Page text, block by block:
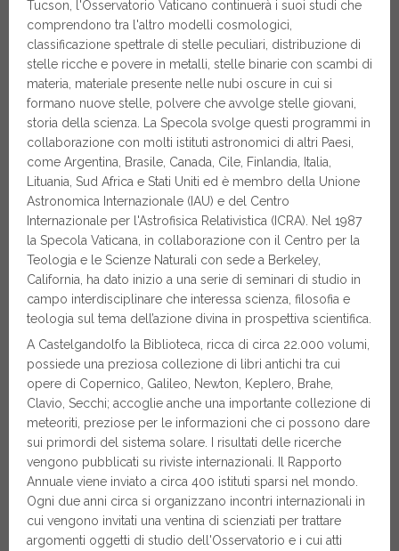
Tucson, l'Osservatorio Vaticano continuerà i suoi studi che
comprendono tra l'altro modelli cosmologici,
classificazione spettrale di stelle peculiari, distribuzione di
stelle ricche e povere in metalli, stelle binarie con scambi di
materia, materiale presente nelle nubi oscure in cui si
formano nuove stelle, polvere che avvolge stelle giovani,
storia della scienza. La Specola svolge questi programmi in
collaborazione con molti istituti astronomici di altri Paesi,
come Argentina, Brasile, Canada, Cile, Finlandia, Italia,
Lituania, Sud Africa e Stati Uniti ed è membro della Unione
Astronomica Internazionale (IAU) e del Centro
Internazionale per l'Astrofisica Relativistica (ICRA). Nel 1987
la Specola Vaticana, in collaborazione con il Centro per la
Teologia e le Scienze Naturali con sede a Berkeley,
California, ha dato inizio a una serie di seminari di studio in
campo interdisciplinare che interessa scienza, filosofia e
teologia sul tema dell’azione divina in prospettiva scientifica.
A Castelgandolfo la Biblioteca, ricca di circa 22.000 volumi,
possiede una preziosa collezione di libri antichi tra cui
opere di Copernico, Galileo, Newton, Keplero, Brahe,
Clavio, Secchi; accoglie anche una importante collezione di
meteoriti, preziose per le informazioni che ci possono dare
sui primordi del sistema solare. I risultati delle ricerche
vengono pubblicati su riviste internazionali. Il Rapporto
Annuale viene inviato a circa 400 istituti sparsi nel mondo.
Ogni due anni circa si organizzano incontri internazionali in
cui vengono invitati una ventina di scienziati per trattare
argomenti oggetti di studio dell'Osservatorio e i cui atti